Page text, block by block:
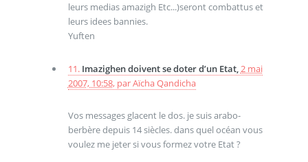
leurs medias amazigh Etc...)seront combattus et
leurs idees bannies.
Yuften
11. Imazighen doivent se doter d’un Etat,2 mai
2007, 10:58, parAïcha Qandicha
Vos messages glacent le dos. je suis arabo-
berbère depuis 14 siècles. dans quel océan vous
voulez me jeter si vous formez votre Etat ?